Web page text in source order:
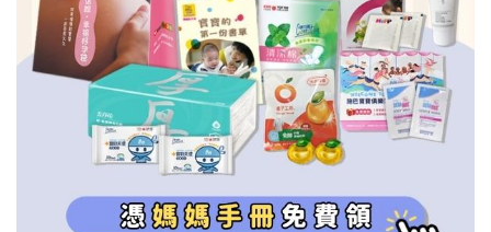
信誼基金會
2022信誼年度報告
附設幼兒園